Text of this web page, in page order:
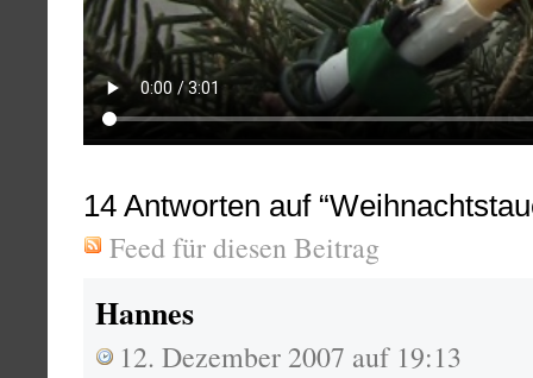
14 Antworten auf
Feed für diesen Beitrag
Hannes
12. Dezember 2007 auf 19:13